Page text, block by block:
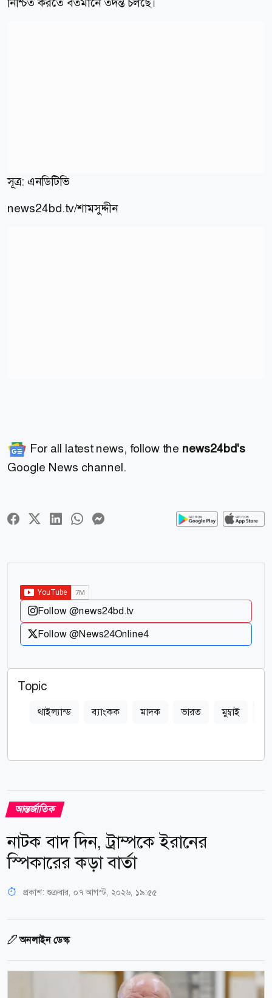
সূত্র: এনডিটিভি
news24bd.tv/শামসুদ্দীন
For all latest news, follow the news24bd's
Google News channel.
Follow @news24bd.tv
Follow @News24Online4
Topic
থাইল্যান্ড ব্যাংকক মাদক ভারত মুম্বাই
আন্তর্জাতিক
নাটক বাদ দিন, ট্রাম্পকে ইরানের
স্পিকারের কড়া বার্তা
প্রকাশ: শুক্রবার, ০৭ আগস্ট, ২০২৬, ১৯:৫৫
অনলাইন ডেস্ক